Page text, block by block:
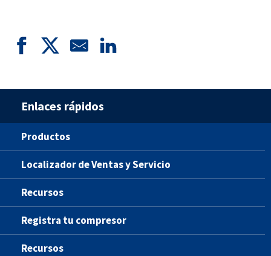
Enlaces rápidos
Productos
Localizador de Ventas y Servicio
Recursos
Registra tu compresor
Recursos